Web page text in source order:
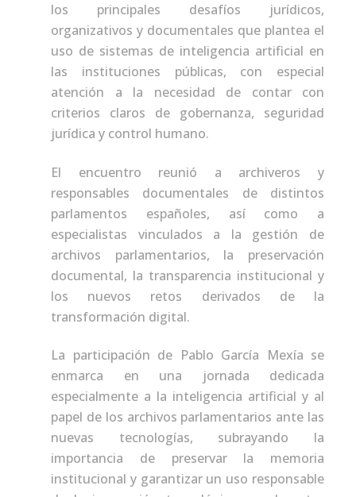
los principales desafíos jurídicos,
organizativos y documentales que plantea el
uso de sistemas de inteligencia artificial en
las instituciones públicas, con especial
atención a la necesidad de contar con
criterios claros de gobernanza, seguridad
jurídica y control humano.
El encuentro reunió a archiveros y
responsables documentales de distintos
parlamentos españoles, así como a
especialistas vinculados a la gestión de
archivos parlamentarios, la preservación
documental, la transparencia institucional y
los nuevos retos derivados de la
transformación digital.
La participación de Pablo García Mexía se
enmarca en una jornada dedicada
especialmente a la inteligencia artificial y al
papel de los archivos parlamentarios ante las
nuevas tecnologías, subrayando la
importancia de preservar la memoria
institucional y garantizar un uso responsable